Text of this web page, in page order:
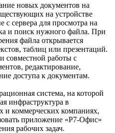
новых документов на
на устройстве
с сервера для просмотра на
и поиск нужного файла. При
файла открывается
таблиц или презентаций.
совместной работы с
редактирование,
доступа к документам.
система, на которой
инфраструктура в
и коммерческих компаниях,
приложение «Р7-Офис»
рабочих задач.